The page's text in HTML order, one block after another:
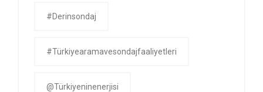
#derinsondaj
#Türkiyearamavesondajfaaliyetleri
@Türkiyeninenerjisi